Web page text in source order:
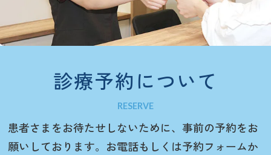
診療予約について
RESERVE
患者さまをお待たせしないために、事前の予約をお
願いしております。お電話もしくは予約フォームか